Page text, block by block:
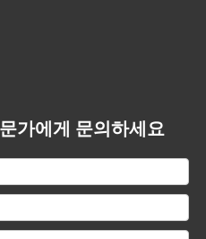
가에게 문의하세요